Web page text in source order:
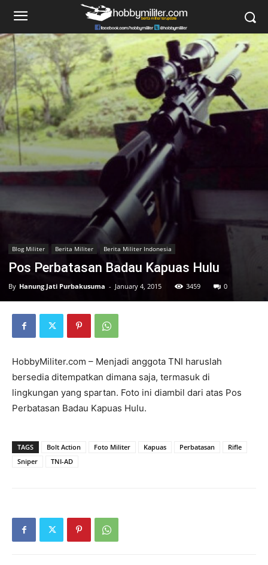
Blog Militer Berita Militer Berita Militer Indonesia
Pos Perbatasan Badau Kapuas Hulu
By Hanung Jati Purbakusuma - January 4, 2015 3459 0
HobbyMiliter.com – Menjadi anggota TNI haruslah
bersedia ditempatkan dimana saja, termasuk di
lingkungan yang spartan. Foto ini diambil dari atas Pos
Perbatasan Badau Kapuas Hulu.
TAGS Bolt Action Foto Militer Kapuas Perbatasan
Rifle
Sniper
TNI-AD